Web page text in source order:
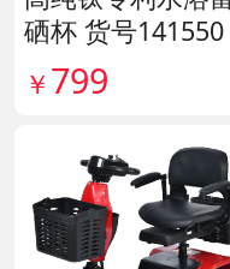
硒杯 货号141550
￥ 799